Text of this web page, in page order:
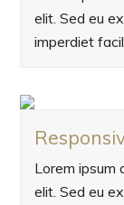
elit. Sed eu
imperdiet
Lorem ipsum
elit. Sed eu